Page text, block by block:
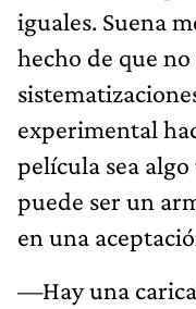
iguales. Suena
hecho de que
experimental
película sea
puede ser un
en una
—Hay una